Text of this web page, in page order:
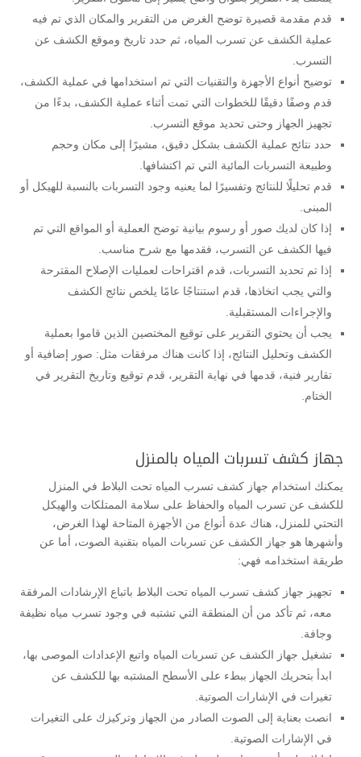
قدم مقدمة قصيرة توضح الغرض من التقرير والمكان الذي تم فيه
عملية الكشف عن تسرب المياه، ثم حدد تاريخ وموقع الكشف عن
التسرب.
توضيح أنواع الأجهزة والتقنيات التي تم استخدامها في عملية الكشف،
قدم وصفًا دقيقًا للخطوات التي تمت أثناء عملية الكشف، بدءًا من
تجهيز الجهاز وحتى تحديد موقع التسرب.
حدد نتائج عملية الكشف بشكل دقيق، مشيرًا إلى مكان وحجم
وطبيعة التسربات المائية التي تم اكتشافها.
قدم تحليلًا للنتائج وتفسيرًا لما يعنيه وجود التسربات بالنسبة للهيكل أو
المبنى.
إذا كان لديك صور أو رسوم بيانية توضح العملية أو المواقع التي تم
فيها الكشف عن التسرب، فقدمها مع شرح مناسب.
إذا تم تحديد التسربات، قدم اقتراحات لعمليات الإصلاح المقترحة
والتي يجب اتخاذها، قدم استنتاجًا عامًا يلخص نتائج الكشف
والإجراءات المستقبلية.
يجب أن يحتوي التقرير على توقيع المختصين الذين قاموا بعملية
الكشف وتحليل النتائج، إذا كانت هناك مرفقات مثل: صور إضافية أو
تقارير فنية، قدمها في نهاية التقرير، قدم توقيع وتاريخ التقرير في
الختام.
جهاز كشف تسربات المياه بالمنزل
يمكنك استخدام جهاز كشف تسرب المياه تحت البلاط في المنزل
للكشف عن تسرب المياه والحفاظ على سلامة الممتلكات والهيكل
التحتي للمنزل، هناك عدة أنواع من الأجهزة المتاحة لهذا الغرض،
وأشهرها هو جهاز الكشف عن تسربات المياه بتقنية الصوت، أما عن
طريقة استخدامه فهي:
تجهيز جهاز كشف تسرب المياه تحت البلاط باتباع الإرشادات المرفقة
معه، ثم تأكد من أن المنطقة التي تشتبه في وجود تسرب مياه نظيفة
وجافة.
تشغيل جهاز الكشف عن تسربات المياه واتبع الإعدادات الموصى بها،
ابدأ بتحريك الجهاز ببطء على الأسطح المشتبه بها للكشف عن
تغيرات في الإشارات الصوتية.
انصت بعناية إلى الصوت الصادر من الجهاز وتركيزك على التغيرات
في الإشارات الصوتية.